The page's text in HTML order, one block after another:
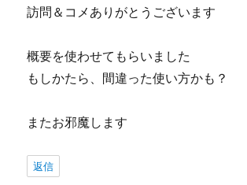
訪問＆コメありがとうございます
概要を使わせてもらいました
もしかたら、間違った使い方かも？
またお邪魔します
返信